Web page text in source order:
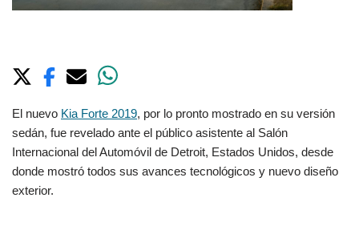
El nuevo Kia Forte 2019, por lo pronto mostrado en su versión
sedán, fue revelado ante el público asistente al Salón
Internacional del Automóvil de Detroit, Estados Unidos, desde
donde mostró todos sus avances tecnológicos y nuevo diseño
exterior.